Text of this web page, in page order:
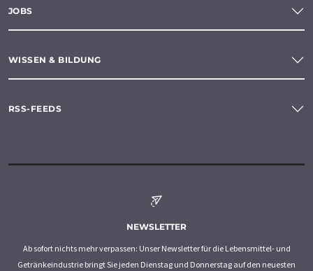
JOBS
WISSEN & BILDUNG
RSS-FEEDS
NEWSLETTER
Ab sofort nichts mehr verpassen: Unser Newsletter für die Lebensmittel- und
Getränkeindustrie bringt Sie jeden Dienstag und Donnerstag auf den neuesten